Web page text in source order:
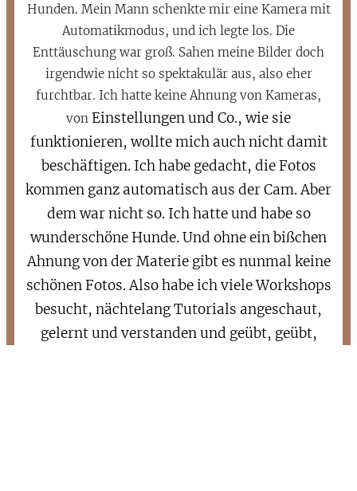
Hunden. Mein Mann schenkte mir eine Kamera mit
Automatikmodus, und ich legte los. Die
Enttäuschung war groß. Sahen meine Bilder doch
irgendwie nicht so spektakulär aus, also eher
furchtbar. Ich hatte keine Ahnung von Kameras,
von Einstellungen und Co., wie sie
funktionieren, wollte mich auch nicht damit
beschäftigen. Ich habe gedacht, die Fotos
kommen ganz automatisch aus der Cam. Aber
dem war nicht so. Ich hatte und habe so
wunderschöne Hunde. Und ohne ein bißchen
Ahnung von der Materie gibt es nunmal keine
schönen Fotos. Also habe ich viele Workshops
besucht, nächtelang Tutorials angeschaut,
gelernt und verstanden und geübt, geübt,